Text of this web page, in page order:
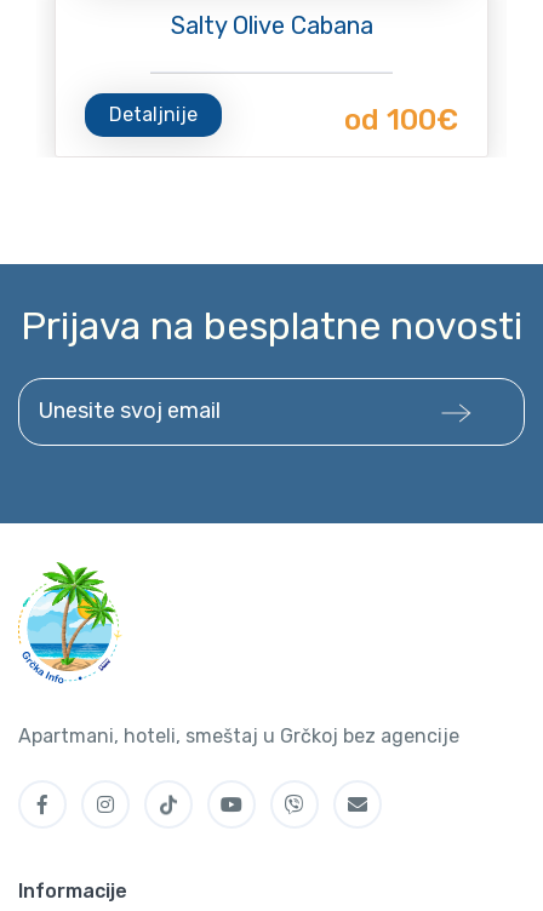
Salty Olive Cabana
Detaljnije od 100€
Prijava na besplatne novosti
Unesite svoj email
Apartmani, hoteli, smeštaj u Grčkoj bez agencije
Informacije